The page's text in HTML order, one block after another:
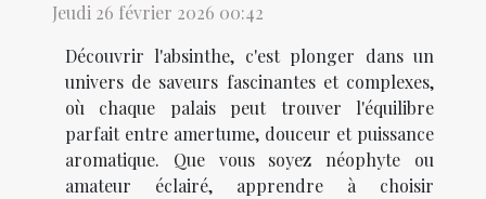
Jeudi 26 février 2026 00:42
Découvrir l'absinthe, c'est plonger dans un
univers de saveurs fascinantes et complexes,
où chaque palais peut trouver l'équilibre
parfait entre amertume, douceur et puissance
aromatique. Que vous soyez néophyte ou
amateur éclairé, apprendre à choisir